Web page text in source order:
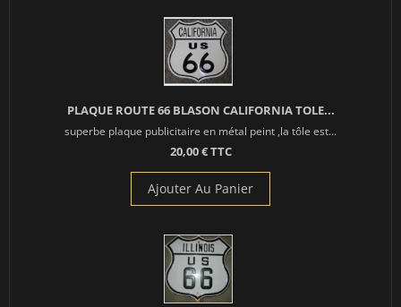
PLAQUE ROUTE 66 BLASON CALIFORNIA TOLE...
superbe plaque publicitaire en métal peint ,la tôle est...
20,00 € TTC
Ajouter Au Panier